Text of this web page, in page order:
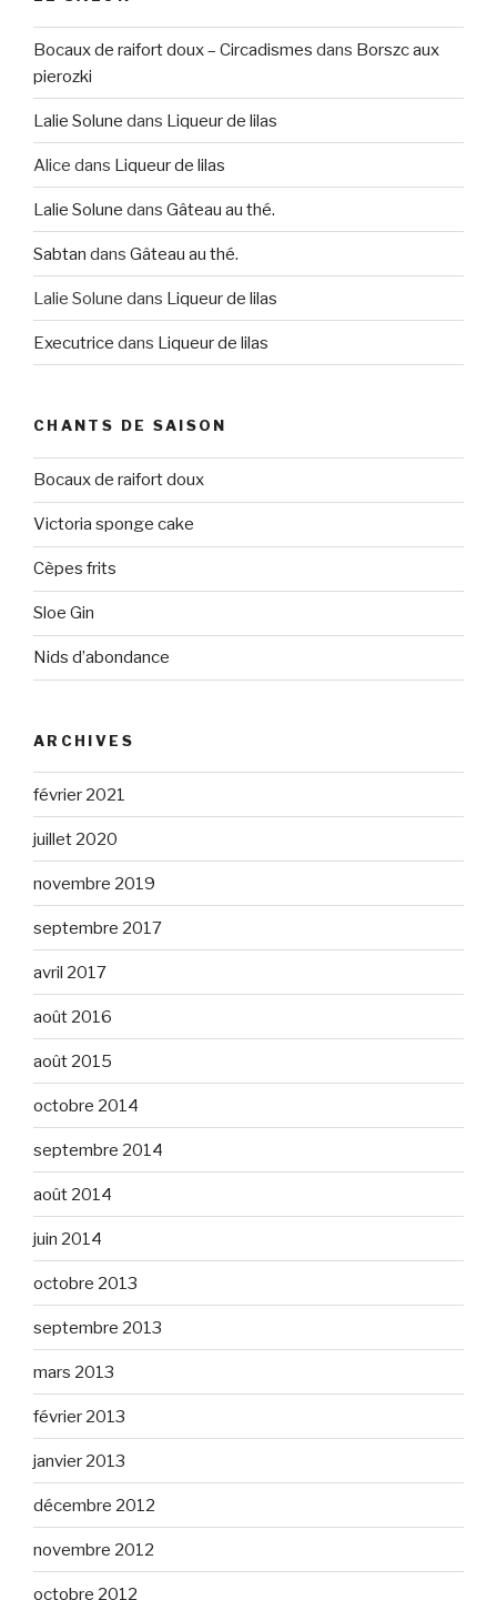
Bocaux de raifort doux – Circadismes dans Borszc aux
pierozki
Lalie Solune dans Liqueur de lilas
Alice dans Liqueur de lilas
Lalie Solune dans Gâteau au thé.
Sabtan dans Gâteau au thé.
Lalie Solune dans Liqueur de lilas
Executrice dans Liqueur de lilas
CHANTS DE SAISON
Bocaux de raifort doux
Victoria sponge cake
Cèpes frits
Sloe Gin
Nids d’abondance
ARCHIVES
février 2021
juillet 2020
novembre 2019
septembre 2017
avril 2017
août 2016
août 2015
octobre 2014
septembre 2014
août 2014
juin 2014
octobre 2013
septembre 2013
mars 2013
février 2013
janvier 2013
décembre 2012
novembre 2012
octobre 2012